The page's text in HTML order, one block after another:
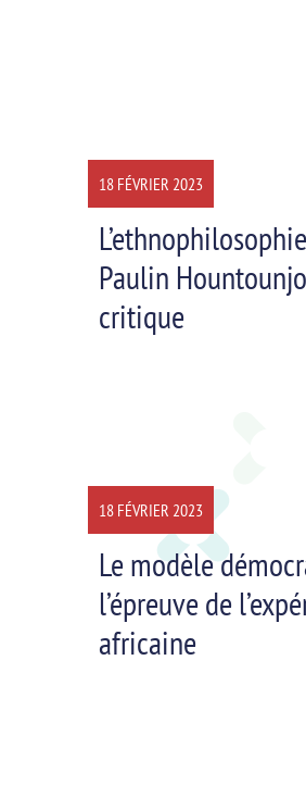
18 FÉVRIER 2023
Paulin
critique
18 FÉVRIER 2023
Le modèle
l’épreuve de
africaine